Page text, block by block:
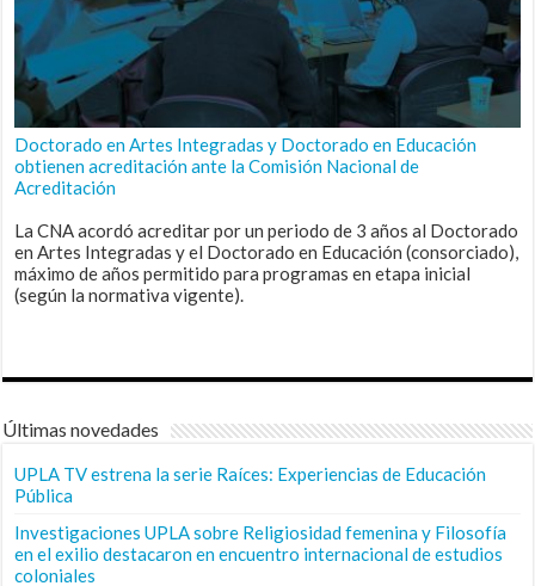
Doctorado en Artes Integradas y Doctorado en Educación
obtienen acreditación ante la Comisión Nacional de
Acreditación
La CNA acordó acreditar por un periodo de 3 años al Doctorado
en Artes Integradas y el Doctorado en Educación (consorciado),
máximo de años permitido para programas en etapa inicial
(según la normativa vigente).
Últimas novedades
UPLA TV estrena la serie Raíces: Experiencias de Educación
Pública
Investigaciones UPLA sobre Religiosidad femenina y Filosofía
en el exilio destacaron en encuentro internacional de estudios
coloniales